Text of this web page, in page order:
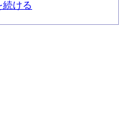
続ける